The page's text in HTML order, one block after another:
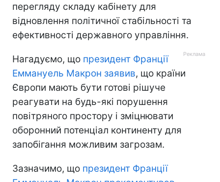
перегляду складу кабінету для
відновлення політичної стабільності та
ефективності державного управління.
Нагадуємо, що президент Франції
Еммануель Макрон заявив, що країни
Європи мають бути готові рішуче
реагувати на будь-які порушення
повітряного простору і зміцнювати
оборонний потенціал континенту для
запобігання можливим загрозам.
Зазначимо, що президент Франції